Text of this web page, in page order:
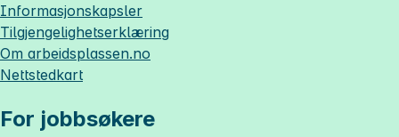
Informasjonskapsler
Tilgjengelighetserklæring
Om arbeidsplassen.no
Nettstedkart
For jobbsøkere